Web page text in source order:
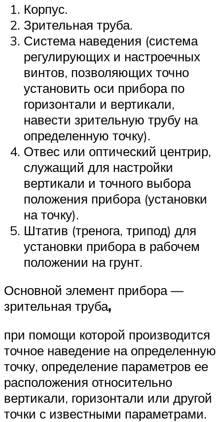
Корпус.
Зрительная труба.
Система наведения (система
регулирующих и настроечных
винтов, позволяющих точно
установить оси прибора по
горизонтали и вертикали,
навести зрительную трубу на
определенную точку).
Отвес или оптический центрир,
служащий для настройки
вертикали и точного выбора
положения прибора (установки
на точку).
Штатив (тренога, трипод) для
установки прибора в рабочем
положении на грунт.
Основной элемент прибора —
зрительная труба,
при помощи которой производится
точное наведение на определенную
точку, определение параметров ее
расположения относительно
вертикали, горизонтали или другой
точки с известными параметрами.